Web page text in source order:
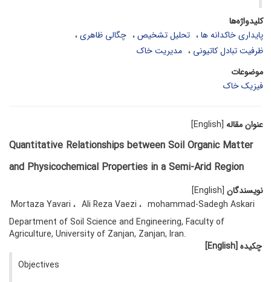
کلیدواژه‌ها
پایداری خاک‏دانه ‏ها
تحلیل تشخیص
چگالی ظاهری
ظرفیت تبادل کاتیونی
مدیریت خاک
موضوعات
فیزیک خاک
عنوان مقاله [English]
Quantitative Relationships between Soil Organic Matter
and Physicochemical Properties in a Semi-Arid Region
نویسندگان [English]
Mortaza Yavari
Ali Reza Vaezi
mohammad-Sadegh Askari
Department of Soil Science and Engineering, Faculty of
Agriculture, University of Zanjan, Zanjan, Iran.
چکیده [English]
Objectives